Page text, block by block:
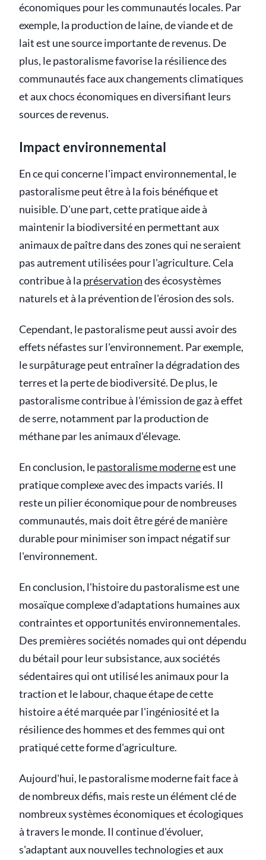
économiques pour les communautés locales. Par
exemple, la production de laine, de viande et de
lait est une source importante de revenus. De
plus, le pastoralisme favorise la résilience des
communautés face aux changements climatiques
et aux chocs économiques en diversifiant leurs
sources de revenus.
Impact environnemental
En ce qui concerne l'impact environnemental, le
pastoralisme peut être à la fois bénéfique et
nuisible. D'une part, cette pratique aide à
maintenir la biodiversité en permettant aux
animaux de paître dans des zones qui ne seraient
pas autrement utilisées pour l'agriculture. Cela
contribue à la préservationdes écosystèmes
naturels et à la prévention de l'érosion des sols.
Cependant, le pastoralisme peut aussi avoir des
effets néfastes sur l'environnement. Par exemple,
le surpâturage peut entraîner la dégradation des
terres et la perte de biodiversité. De plus, le
pastoralisme contribue à l'émission de gaz à effet
de serre, notamment par la production de
méthane par les animaux d'élevage.
En conclusion, lepastoralisme moderneest une
pratique complexe avec des impacts variés. Il
reste un pilier économique pour de nombreuses
communautés, mais doit être géré de manière
durable pour minimiser son impact négatif sur
l'environnement.
En conclusion, l'histoire du pastoralisme est une
mosaïque complexe d'adaptations humaines aux
contraintes et opportunités environnementales.
Des premières sociétés nomades qui ont dépendu
du bétail pour leur subsistance, aux sociétés
sédentaires qui ont utilisé les animaux pour la
traction et le labour, chaque étape de cette
histoire a été marquée par l'ingéniosité et la
résilience des hommes et des femmes qui ont
pratiqué cette forme d'agriculture.
Aujourd'hui, le pastoralisme moderne fait face à
de nombreux défis, mais reste un élément clé de
nombreux systèmes économiques et écologiques
à travers le monde. Il continue d'évoluer,
s'adaptant aux nouvelles technologies et aux